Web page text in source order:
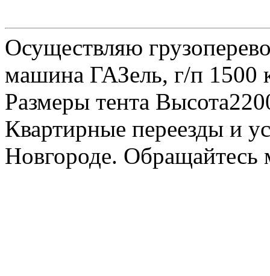
Осуществляю
машина ГАЗель, г/п 1500
Размеры тента
Квартирные переезды и
Новгороде.